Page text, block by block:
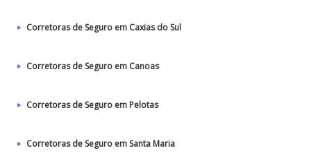
Corretoras de Seguro em Caxias do Sul
Corretoras de Seguro em Canoas
Corretoras de Seguro em Pelotas
Corretoras de Seguro em Santa Maria